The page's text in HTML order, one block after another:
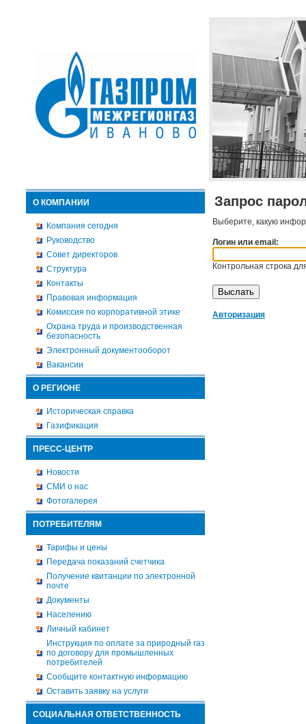
О КОМПАНИИ
Компания сегодня
Руководство
Совет директоров
Структура
Контакты
Правовая информация
Комиссия по корпоративной этике
Охрана труда и производственная
безопасность
Электронный документооборот
Вакансии
О РЕГИОНЕ
Историческая справка
Газификация
ПРЕСС-ЦЕНТР
Новости
СМИ о нас
Фотогалерея
ПОТРЕБИТЕЛЯМ
Тарифы и цены
Передача показаний счетчика
Получение квитанции по электронной
почте
Документы
Населению
Личный кабинет
Инструкция по оплате за природный газ
по договору для промышленных
потребителей
Сообщите контактную информацию
Оставить заявку на услуги
СОЦИАЛЬНАЯ ОТВЕТСТВЕННОСТЬ
Запрос
Выберите, какую
Логин или email:
Контрольная строка
Авторизация